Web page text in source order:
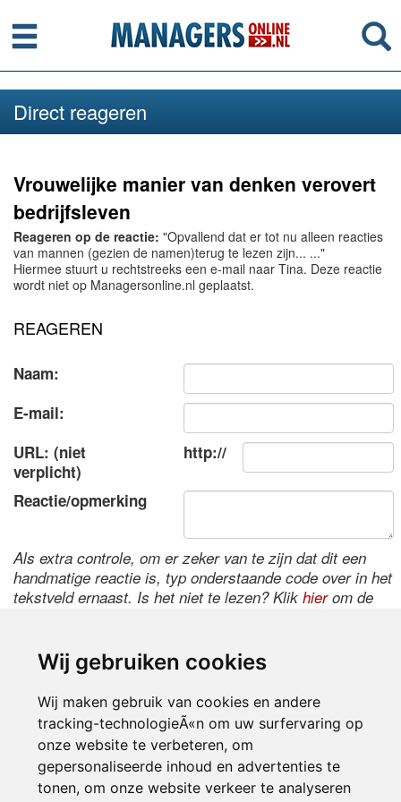
Wij gebruiken cookies
Wij maken gebruik van cookies en andere
tracking-technologieÃ«n om uw surfervaring op
onze website te verbeteren, om
gepersonaliseerde inhoud en advertenties te
tonen, om onze website verkeer te analyseren
Menu
Direct reageren
Vrouwelijke manier van denken verovert
bedrijfsleven
Reageren op de reactie: "Opvallend dat er tot nu alleen reacties
van mannen (gezien de namen)terug te lezen zijn... ..."
Hiermee stuurt u rechtstreeks een e-mail naar Tina. Deze reactie
wordt niet op Managersonline.nl geplaatst.
REAGEREN
Naam:
E-mail:
URL: (niet
verplicht)
http://
Reactie/opmerking
Als extra controle, om er zeker van te zijn dat dit een
handmatige reactie is, typ onderstaande code over in het
tekstveld ernaast. Is het niet te lezen? Klik hierom de